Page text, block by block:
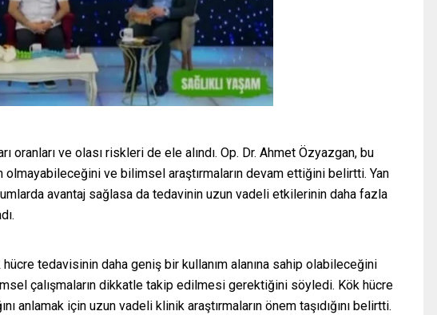
oranları ve olası riskleri de ele alındı. Op. Dr. Ahmet Özyazgan, bu
ve bilimsel araştırmaların devam ettiğini belirtti. Yan
avantaj sağlasa da tedavinin uzun vadeli etkilerinin daha fazla
tedavisinin daha geniş bir kullanım alanına sahip olabileceğini
çalışmaların dikkatle takip edilmesi gerektiğini söyledi. Kök hücre
anlamak için uzun vadeli klinik araştırmaların önem taşıdığını belirtti.